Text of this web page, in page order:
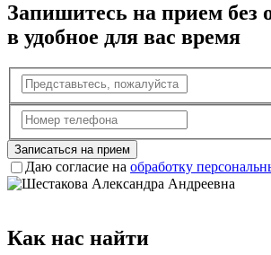
Запишитесь на прием без
в удобное для вас время
Записаться на прием
Даю согласие на обработку
Как нас найти